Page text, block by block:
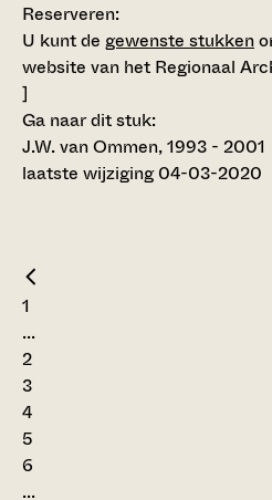
Reserveren:
U kunt de gewenste stukken
website van het Regionaal
]
Ga naar dit stuk:
J.W. van Ommen, 1993 - 2001
laatste wijziging 04-03-2020
1
...
2
3
4
5
6
...